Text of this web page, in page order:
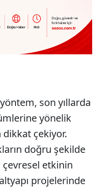
son yıllarda
yönelik
çekiyor.
doğru şekilde
etkinin
projelerinde